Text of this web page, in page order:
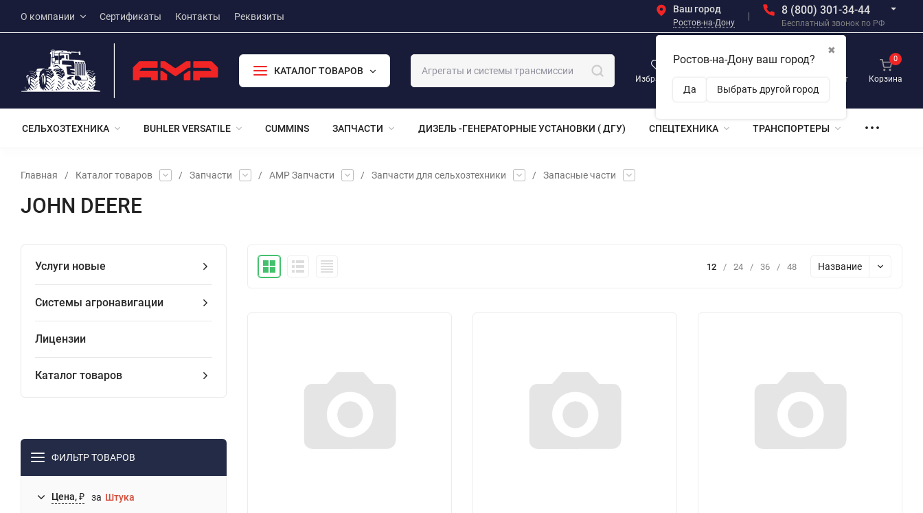
О компании Сертификаты Контакты Реквизиты
Ваш город
Ростов-на-Дону
✖
Ростов-на-Дону ваш город?
Да Выбрать другой город
8 (800) 301-34-44
Бесплатный звонок по РФ
КАТАЛОГ ТОВАРОВ
Избранное
0
Личный кабинет Корзина
0
СЕЛЬХОЗТЕХНИКА BUHLER VERSATILE CUMMINS ЗАПЧАСТИ ДИЗЕЛЬ -ГЕНЕРАТОРНЫЕ УСТАНОВКИ ( ДГУ) СПЕЦТЕХНИКА ТРАНСПОРТЕРЫ
Главная / Каталог товаров / Запчасти / АМР Запчасти / Запчасти для сельхозтехники / Запасные части
JOHN DEERE
Услуги новые
Системы агронавигации
Лицензии
Каталог товаров
ФИЛЬТР ТОВАРОВ
Цена, ₽ за Штука
12 / 24 / 36 / 48 Название